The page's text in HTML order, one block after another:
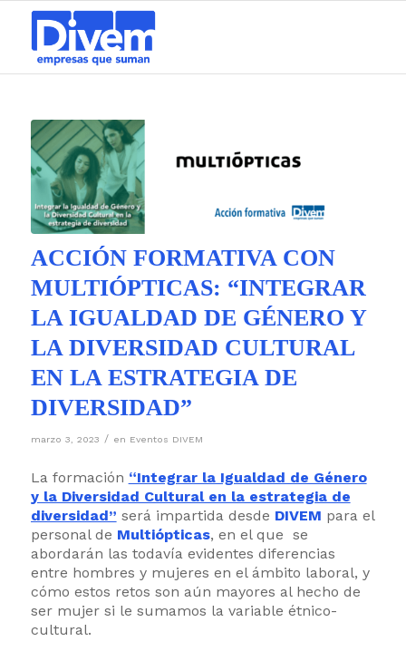
ACCIÓN FORMATIVA CON
MULTIÓPTICAS: “INTEGRAR
LA IGUALDAD DE GÉNERO Y
LA DIVERSIDAD CULTURAL
EN LA ESTRATEGIA DE
DIVERSIDAD”
marzo 3, 2023 / en Eventos DIVEM
La formación “Integrar la Igualdad de Género
y la Diversidad Cultural en la estrategia de
diversidad” será impartida desde DIVEM para el
personal de Multiópticas, en el que se
abordarán las todavía evidentes diferencias
entre hombres y mujeres en el ámbito laboral, y
cómo estos retos son aún mayores al hecho de
ser mujer si le sumamos la variable étnico-
cultural.